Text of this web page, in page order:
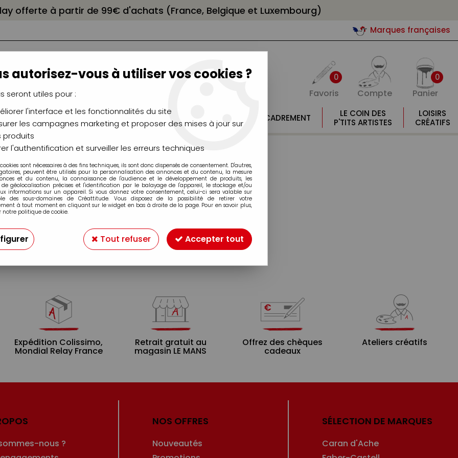
offerte à partir de 99€ d'achats (France, Belgique et Luxembourg)
Marques françaises
0
Favoris Compte
0
Panier
CHÂSSIS
CHEVALETS
AÉROGRAPHIE
MODÉLISME
MOULAGE
ENCADREMENT
LE COIN DES
P'TITS ARTISTES
LOISIRS
CRÉATIFS
Produits de la marque Cernit
Aucune correspondance trouvée
Expédition Colissimo,
Mondial Relay France
Retrait gratuit au
magasin LE MANS
Offrez des chèques
cadeaux
Ateliers créatifs
nous ?
NOS OFFRES
Nouveautés
SÉLECTION DE MARQUES
Caran d'Ache
autorisez-vous à utiliser vos cookies ?
seront utiles pour :
l'interface et les fonctionnalités du site
les campagnes marketing et proposer des mises à jour sur
produits
l'authentification et surveiller les erreurs techniques
sont nécessaires à des fins techniques, ils sont donc dispensés de consentement. D'autres,
peuvent être utilisés pour la personnalisation des annonces et du contenu, la mesure
et du contenu, la connaissance de l'audience et le développement de produits, les
de géolocalisation précises et l'identification par le balayage de l'appareil, le stockage et/ou
informations sur un appareil. Si vous donnez votre consentement, celui-ci sera valable sur
des sous-domaines de Créattitude. Vous disposez de la possibilité de retirer votre
à tout moment en cliquant sur le widget en bas à droite de la page. Pour en savoir plus,
notre politique de cookie.
Tout refuser Accepter tout